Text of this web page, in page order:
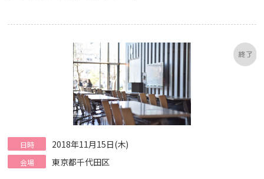
日時 2018年11月15日(木)
会場 東京都千代田区